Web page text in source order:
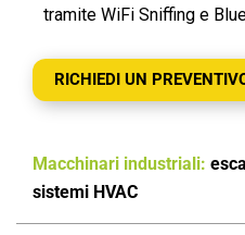
tramite WiFi Sniffing e
RICHIEDI UN
Macchinari industriali:
sistemi HVAC